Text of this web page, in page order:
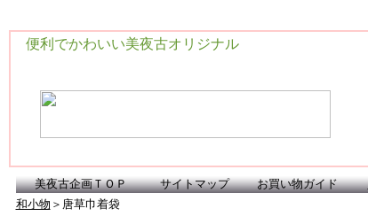
便利でかわいい美夜古オリジナル
美夜古企画ＴＯＰ サイトマップ お買い物ガイド
和小物 ＞唐草巾着袋